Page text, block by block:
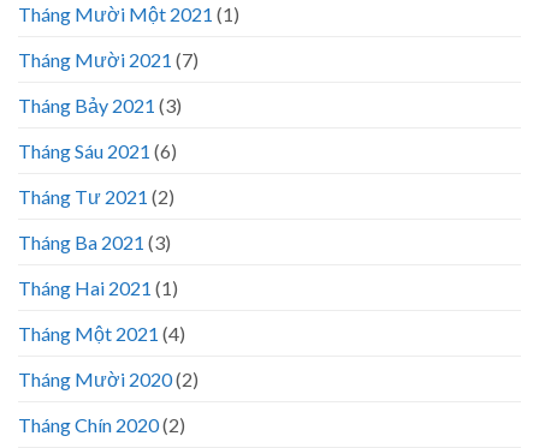
Tháng Mười Một 2021 (1)
Tháng Mười 2021 (7)
Tháng Bảy 2021 (3)
Tháng Sáu 2021 (6)
Tháng Tư 2021 (2)
Tháng Ba 2021 (3)
Tháng Hai 2021 (1)
Tháng Một 2021 (4)
Tháng Mười 2020(2)
Tháng Chín 2020(2)